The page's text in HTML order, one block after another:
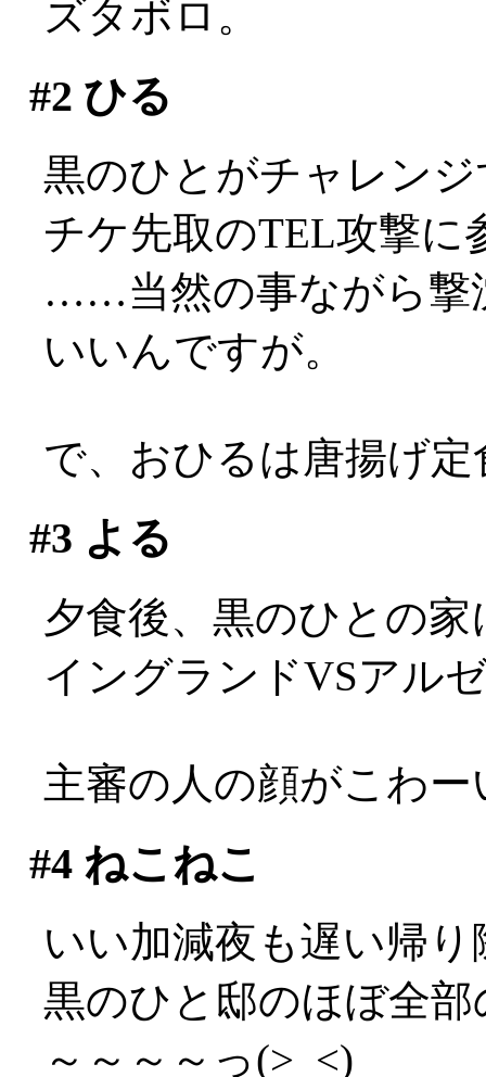
ズタボロ。
#2 ひる
黒のひとがチャレン
チケ先取のTEL攻撃に
……当然の事ながら撃
いいんですが。
で、おひるは唐揚げ
#3 よる
夕食後、黒のひとの
イングランドVSアル
主審の人の顔がこわー
#4ねこねこ
いい加減夜も遅い帰り
黒のひと邸のほぼ全
～～～～っ(>_<)